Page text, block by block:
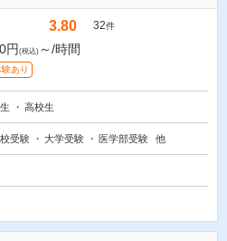
3.80 32件
円 (税込) ～/時間
あり
高校生
受験 大学受験 医学部受験 他